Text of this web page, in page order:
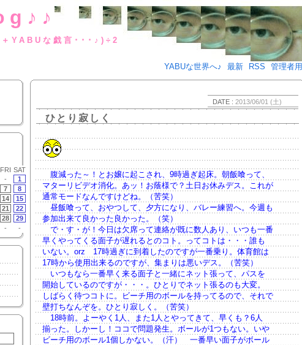
記帳♪＋YABUな戯言･･･♪)÷2
YABUな世界へ♪
最新 RSS 管理者用
FRI SAT
-
1
7
8
14
15
21
22
28
29
- -
DATE : 2013/06/01 (土)
ひとり寂しく
腹減った～！とお嬢に起こされ、9時過ぎ起床。朝飯喰って、
マターリビデオ消化。あッ！お蔭様で？土日お休みデス。これが
通常モードなんですけどね。（苦笑）
昼飯喰って、おやつして、夕方になり、バレー練習へ。今週も
参加出来て良かった良かった。（笑）
で・す・が！今日は欠席って連絡が既に数人あり、いつも一番
早くやってくる面子が遅れるとのコト。ってコトは・・・誰も
いない。orz 17時過ぎに到着したのですが一番乗り。体育館は
17時から使用出来るのですが、集まりは悪いデス。（苦笑）
いつもなら一番早く来る面子と一緒にネット張って、パスを
開始しているのですが・・・。ひとりでネット張るのも大変。
しばらく待つコトに。ビーチ用のボールを持ってるので、それで
壁打ちなんぞを。ひとり寂しく。（苦笑）
18時前。よーやく1人、また1人とやってきて、早くも？6人
揃った。しかーし！ココで問題発生。ボールが1つもない。いや
ビーチ用のボール1個しかない。（汗） 一番早い面子がボール